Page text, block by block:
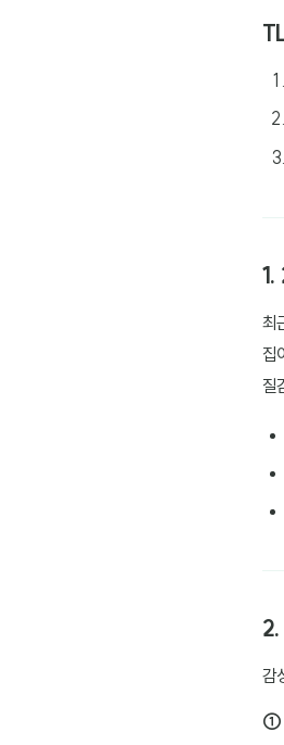
1.
최
집
질
2.
감
①